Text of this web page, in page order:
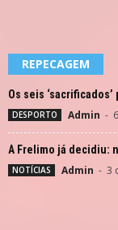
REPECAGEM
Os seis
DESPORTO Admin -
A Frelimo já decidiu:
NOTÍCIAS Admin - 3